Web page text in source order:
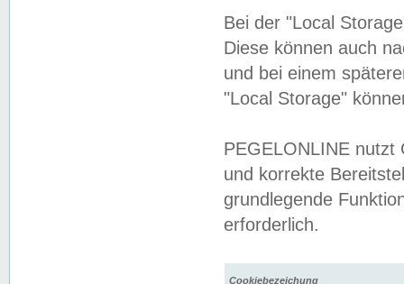
Bei der "Local
Diese können auch
und bei einem
"Local Storage"
PEGELONLINE nutzt
und korrekte
grundlegende
erforderlich.
Cookiebezeichung